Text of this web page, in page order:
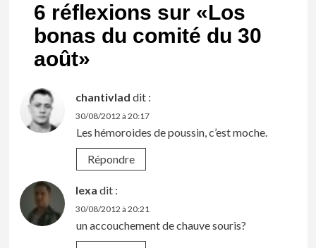
6 réflexions sur «Los
bonas du comité du 30
août»
chantivlad dit :
30/08/2012 à 20:17
Les hémoroides de poussin, c’est moche.
Répondre
lexa dit :
30/08/2012 à 20:21
un accouchement de chauve souris?